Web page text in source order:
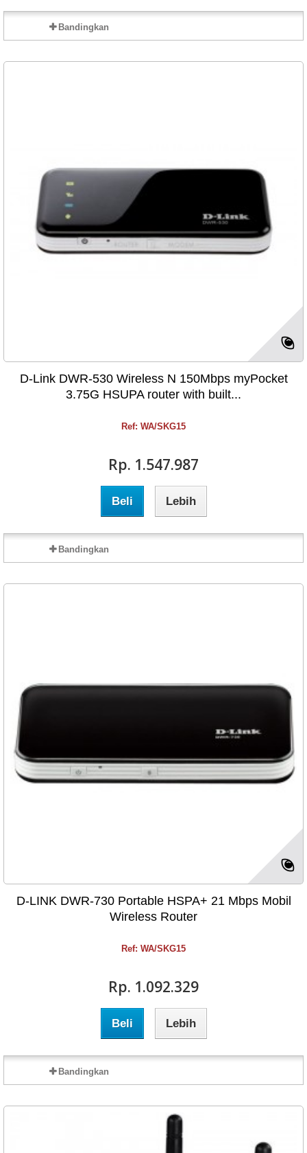
Bandingkan
D-Link DWR-530 Wireless N 150Mbps myPocket
3.75G HSUPA router with built...
Ref: WA/SKG15
Rp‎. 1.547.987
Beli Lebih
Bandingkan
D-LINK DWR-730 Portable HSPA+ 21 Mbps Mobil
Wireless Router
Ref: WA/SKG15
Rp‎. 1.092.329
Beli Lebih
Bandingkan